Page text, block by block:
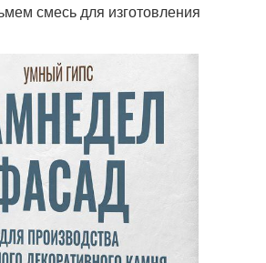
смесь для изготовления